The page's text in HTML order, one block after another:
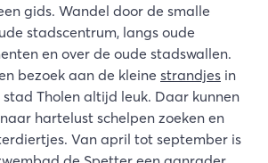
gids. Wandel door de smalle
stadscentrum, langs oude
en over de oude stadswallen.
bezoek aan de kleine strandjes in
Tholen altijd leuk. Daar kunnen
hartelust schelpen zoeken en
Van april tot september is